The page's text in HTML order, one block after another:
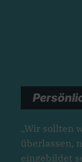
„Wir sollten
überlassen,
eingebildet